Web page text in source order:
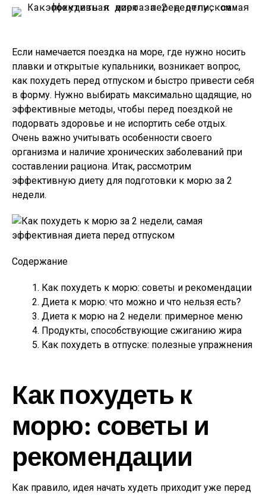
Если намечается поездка на море, где нужно носить
плавки и открытые купальники, возникает вопрос,
как похудеть перед отпуском и быстро привести себя
в форму. Нужно выбирать максимально щадящие, но
эффективные методы, чтобы перед поездкой не
подорвать здоровье и не испортить себе отдых.
Очень важно учитывать особенности своего
организма и наличие хронических заболеваний при
составлении рациона. Итак, рассмотрим
эффективную диету для подготовки к морю за 2
недели.
Содержание
Как похудеть к морю: советы и рекомендации
Диета к морю: что можно и что нельзя есть?
Диета к морю на 2 недели: примерное меню
Продукты, способствующие сжиганию жира
Как похудеть в отпуске: полезные упражнения
Как похудеть к
морю: советы и
рекомендации
Как правило, идея начать худеть приходит уже перед